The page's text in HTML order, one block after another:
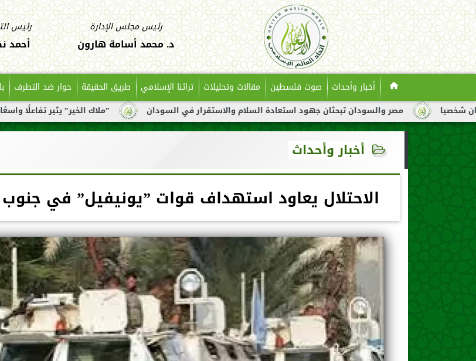
رئيس مجلس الإدارة
د. محمد أسامة هارون
رئيس
أحمد
أخبار وأحداث صوت فلسطين مقالات وتحليلات تراثنا الإسلامي طريق الحقيقة حوار ضد التطرف
”ملاك الخير” يثير تفاعلًا واسعًا على مصر والسودان تبحثان جهود استعادة السلام والاستقرار في السودان
أخبار وأحداث
الاحتلال يعاود استهداف قوات ”يونيفيل” في جنوب